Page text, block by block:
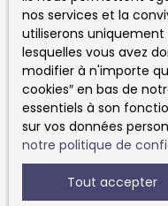
nos services et la
utiliserons uniquement
lesquelles vous avez
modifier à n'importe
cookies″ en bas de
essentiels à son
sur vos données
notre politique de
Tout accepter